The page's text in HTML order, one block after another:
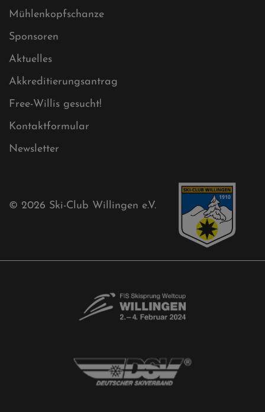
Datenschutz
Impressum
Sitemap
Sitemap XML
Cookies
Ski-Club
Mühlenkopfschanze
Akkreditierungsantrag